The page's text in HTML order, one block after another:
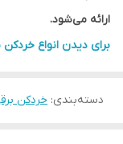
ارائه می‌شود.
برای دیدن انواع خردکن
دسته‌بندی: خردکن